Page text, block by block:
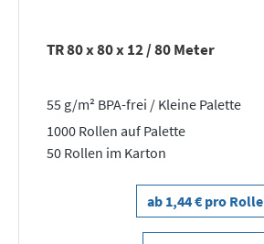
TR 80 x 80 x 12 / 80 Meter
55 g/m² BPA-frei / Kleine Palette
1000 Rollen auf Palette
50 Rollen im Karton
ab 1,44 € pro Rolle